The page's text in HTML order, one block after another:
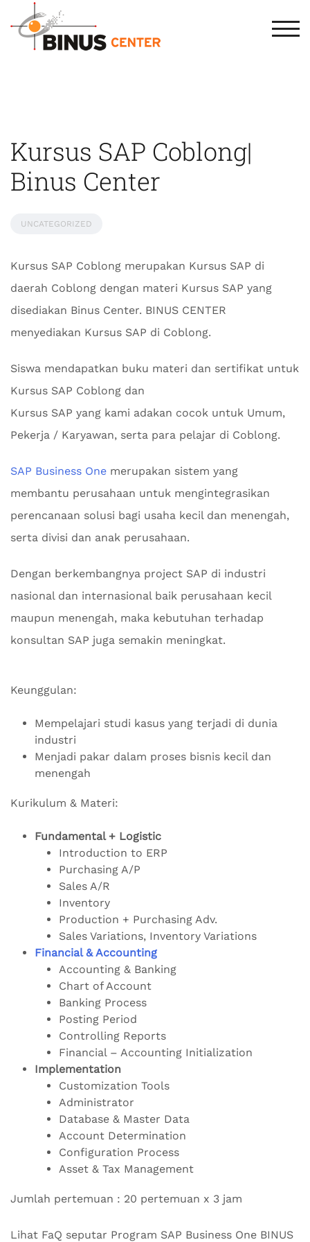
Kursus SAP Coblong|
Binus Center
UNCATEGORIZED
Kursus SAP Coblong merupakan Kursus SAP di
daerah Coblong dengan materi Kursus SAP yang
disediakan Binus Center. BINUS CENTER
menyediakan Kursus SAP di Coblong.
Siswa mendapatkan buku materi dan sertifikat untuk
Kursus SAP Coblong dan
Kursus SAP yang kami adakan cocok untuk Umum,
Pekerja / Karyawan, serta para pelajar di Coblong.
SAP Business One merupakan sistem yang
membantu perusahaan untuk mengintegrasikan
perencanaan solusi bagi usaha kecil dan menengah,
serta divisi dan anak perusahaan.
Dengan berkembangnya project SAP di industri
nasional dan internasional baik perusahaan kecil
maupun menengah, maka kebutuhan terhadap
konsultan SAP juga semakin meningkat.
Keunggulan:
Mempelajari studi kasus yang terjadi di dunia
industri
Menjadi pakar dalam proses bisnis kecil dan
menengah
Kurikulum & Materi:
Fundamental + Logistic
Introduction to ERP
Purchasing A/P
Sales A/R
Inventory
Production + Purchasing Adv.
Sales Variations, Inventory Variations
Financial & Accounting
Accounting & Banking
Chart of Account
Banking Process
Posting Period
Controlling Reports
Financial – Accounting Initialization
Implementation
Customization Tools
Administrator
Database & Master Data
Account Determination
Configuration Process
Asset & Tax Management
Jumlah pertemuan : 20 pertemuan x 3 jam
Lihat FaQ seputar Program SAP Business One BINUS